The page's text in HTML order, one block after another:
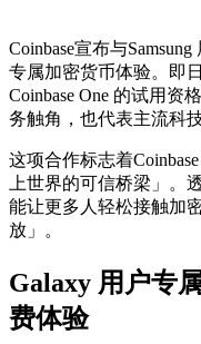
Coinbase宣布与
专属加密货币体验。即
Coinbase One 的试用资
务触角，也代表主流科
这项合作标志着
上世界的可信桥梁」。
能让更多人轻松接触加
放」。
Galaxy 用户专
费体验